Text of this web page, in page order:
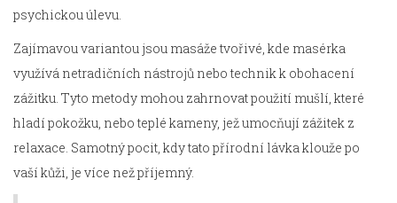
psychickou úlevu.
Zajímavou variantou jsou masáže tvořivé, kde masérka
využívá netradičních nástrojů nebo technik k obohacení
zážitku. Tyto metody mohou zahrnovat použití mušlí, které
hladí pokožku, nebo teplé kameny, jež umocňují zážitek z
relaxace. Samotný pocit, kdy tato přírodní lávka klouže po
vaší kůži, je více než příjemný.